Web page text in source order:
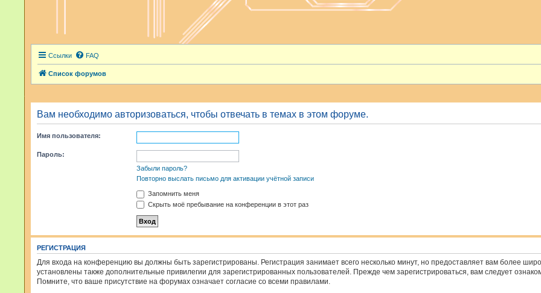
Ссылки FAQ
Список форумов
Вам необходимо авторизоваться, чтобы отвечать в темах в этом форуме.
Имя пользователя:
Пароль:
Забыли пароль?
Повторно выслать письмо для активации учётной записи
Запомнить меня
Скрыть моё пребывание на конференции в этот раз
РЕГИСТРАЦИЯ
Для входа на конференцию вы должны быть зарегистрированы. Регистрация занимает всего несколько минут, но предоставляет вам более
установлены также дополнительные привилегии для зарегистрированных пользователей. Прежде чем зарегистрироваться, вам следует
Помните, что ваше присутствие на форумах означает согласие со всеми правилами.